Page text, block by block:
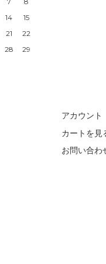
14
15
21
22
28
29
アカウント
カートを見
お問い合わ